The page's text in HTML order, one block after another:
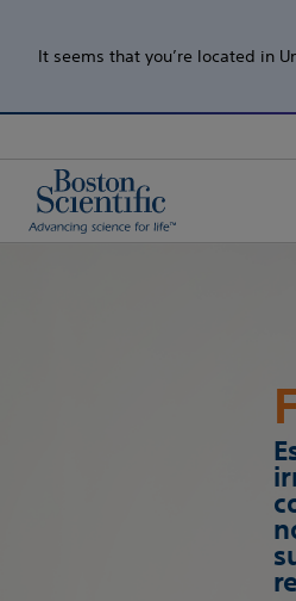
It seems that you’re located in